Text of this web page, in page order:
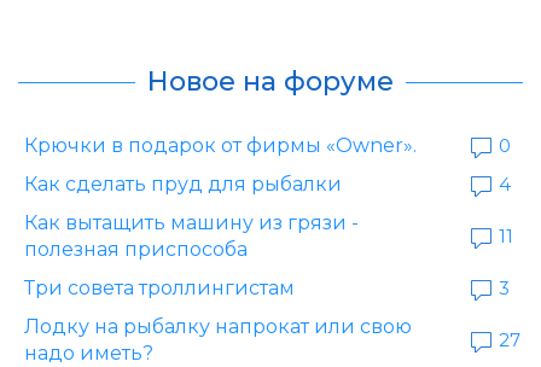
Новое на форуме
Крючки в подарок от фирмы «Owner».
0
Как сделать пруд для рыбалки
4
Как вытащить машину из грязи -
полезная приспособа
11
Три совета троллингистам
3
Лодку на рыбалку напрокат или свою
надо иметь?
27